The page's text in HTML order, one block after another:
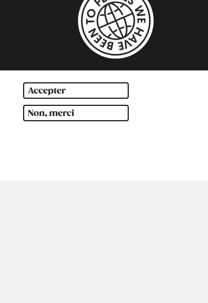
Accepter
Non, merci